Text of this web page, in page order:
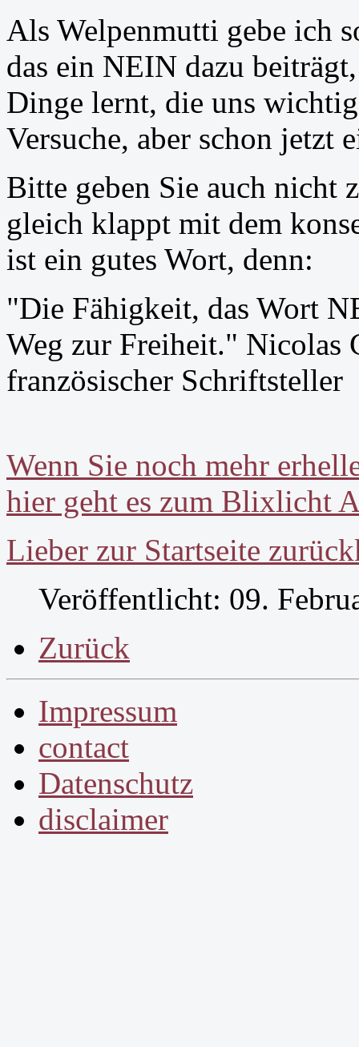
Als Welpenmutti gebe ich
das ein NEIN dazu
Dinge lernt, die uns
Versuche, aber schon jetzt
Bitte geben Sie auch nicht
gleich klappt mit dem
ist ein gutes Wort, denn:
"Die Fähigkeit, das Wort
Weg zur Freiheit." Nicolas
französischer Schriftsteller
Wenn Sie noch mehr
hier geht es zum Blixlicht
Lieber zur Startseite
Veröffentlicht: 09.
Zurück
Impressum
contact
Datenschutz
disclaimer